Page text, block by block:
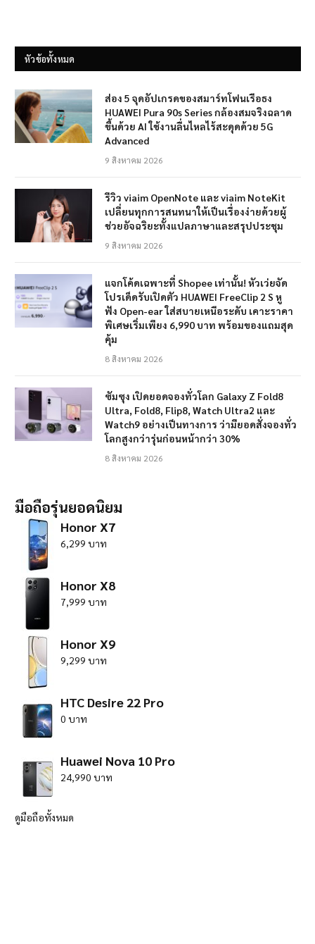
หัวข้อทั้งหมด
ส่อง 5 จุดอัปเกรดของสมาร์ทโฟนเรือธง
HUAWEI Pura 90s Series กล้องสมจริงฉลาด
ขึ้นด้วย AI ใช้งานลื่นไหลไร้สะดุดด้วย 5G
Advanced
9 สิงหาคม 2026
รีวิว viaim OpenNote และ viaim NoteKit
เปลี่ยนทุกการสนทนาให้เป็นเรื่องง่ายด้วยผู้
ช่วยอัจฉริยะทั้งแปลภาษาและสรุปประชุม
9 สิงหาคม 2026
แจกโค้ดเฉพาะที่ Shopee เท่านั้น! หัวเว่ยจัด
โปรเด็ดรับเปิดตัว HUAWEI FreeClip 2 S หู
ฟัง Open-ear ใส่สบายเหนือระดับ เคาะราคา
พิเศษเริ่มเพียง 6,990 บาท พร้อมของแถมสุด
คุ้ม
8 สิงหาคม 2026
ซัมซุง เปิดยอดจองทั่วโลก Galaxy Z Fold8
Ultra, Fold8, Flip8, Watch Ultra2 และ
Watch9 อย่างเป็นทางการ ว่ามียอดสั่งจองทั่ว
โลกสูงกว่ารุ่นก่อนหน้ากว่า 30%
8 สิงหาคม 2026
มือถือรุ่นยอดนิยม
Honor X7
6,299 บาท
Honor X8
7,999 บาท
Honor X9
9,299 บาท
HTC Desire 22 Pro
0 บาท
Huawei Nova 10 Pro
24,990 บาท
ดูมือถือทั้งหมด